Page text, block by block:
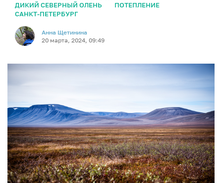
ДИКИЙ СЕВЕРНЫЙ ОЛЕНЬ
ПОТЕПЛЕНИЕ
САНКТ-ПЕТЕРБУРГ
Анна Щетинина
20 марта, 2024, 09:49